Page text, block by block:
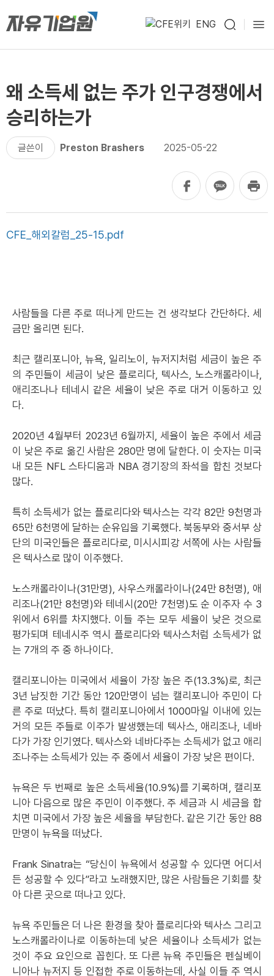
ENG
왜 소득세 없는 주가 인구경쟁에서
승리하는가
글쓴이 Preston Brashers 2025-05-22
CFE_해외칼럼_25-15.pdf
사람들을 다른 주로 떠나게 만드는 건 생각보다 간단하다. 세
금만 올리면 된다.
최근 캘리포니아, 뉴욕, 일리노이, 뉴저지처럼 세금이 높은 주
의 주민들이 세금이 낮은 플로리다, 텍사스, 노스캐롤라이나,
애리조나나 테네시 같은 세율이 낮은 주로 대거 이동하고 있
다.
2020년 4월부터 2023년 6월까지, 세율이 높은 주에서 세금
이 낮은 주로 옮긴 사람은 280만 명에 달한다. 이 숫자는 미국
내 모든 NFL 스타디움과 NBA 경기장의 좌석을 합친 것보다
많다.
특히 소득세가 없는 플로리다와 텍사스는 각각 82만 9천명과
65만 6천명에 달하는 순유입을 기록했다. 북동부와 중서부 상
단의 미국인들은 플로리다로, 미시시피강 서쪽에 사는 사람들
은 텍사스로 많이 이주했다.
노스캐롤라이나(31만명), 사우스캐롤라이나(24만 8천명), 애
리조나(21만 8천명)와 테네시(20만 7천명)도 순 이주자 수 3
위에서 6위를 차지했다. 이들 주는 모두 세율이 낮은 것으로
평가되며 테네시주 역시 플로리다와 텍사스처럼 소득세가 없
는 7개의 주 중 하나이다.
캘리포니아는 미국에서 세율이 가장 높은 주(13.3%)로, 최근
3년 남짓한 기간 동안 120만명이 넘는 캘리포니아 주민이 다
른 주로 떠났다. 특히 캘리포니아에서 1000마일 이내에 있는
거의 모든 주들로 이주가 발생했는데 텍사스, 애리조나, 네바
다가 가장 인기였다. 텍사스와 네바다주는 소득세가 없고 애리
조나주는 소득세가 있는 주 중에서 세율이 가장 낮은 편이다.
뉴욕은 두 번째로 높은 소득세율(10.9%)를 기록하며, 캘리포
니아 다음으로 많은 주민이 이주했다. 주 세금과 시 세금을 합
치면 미국에서 가장 높은 세율을 부담한다. 같은 기간 동안 88
만명이 뉴욕을 떠났다.
Frank Sinatra는 “당신이 뉴욕에서 성공할 수 있다면 어디서
든 성공할 수 있다”라고 노래했지만, 많은 사람들은 기회를 찾
아 다른 곳으로 떠나고 있다.
뉴욕 주민들은 더 나은 환경을 찾아 플로리다와 텍사스 그리고
노스캐롤라이나로 이동하는데 낮은 세율이나 소득세가 없는
것이 주요 요인으로 꼽힌다. 또 다른 뉴욕 주민들은 펜실베이
니아나 뉴저지 등 인접한 주로 이동하는데, 사실 이들 주 역시